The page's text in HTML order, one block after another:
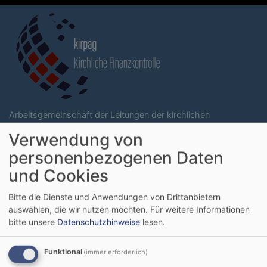
Direkt
Inhalt
Arbeitsgemeinschaft der Leitungen der kirchlichen
Startseite Anhalt
Anhalt
Verwendung von
personenbezogenen Daten
und Cookies
Bitte die Dienste und Anwendungen von Drittanbietern
auswählen, die wir nutzen möchten. Für weitere Informationen
bitte unsere Datenschutzhinweise lesen.
Funktional (immer erforderlich)